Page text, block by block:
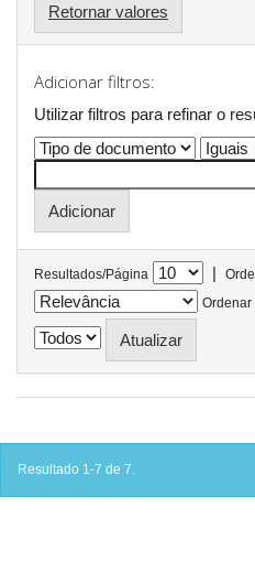
Retornar valores
Adicionar filtros:
Utilizar filtros para refinar o
Resultados/Página |
Ordenar
Resultado 1-7 de 7.